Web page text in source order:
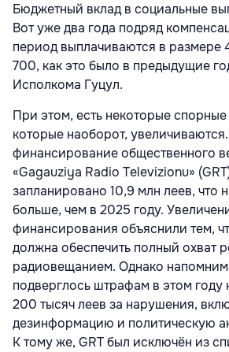
Бюджетный вклад в социальные
Вот уже два года подряд
период выплачиваются в размере
700, как это было в предыдущие
Исполкома Гуцул.
При этом, есть некоторые спорные
которые наоборот,
финансирование общественного
«Gagauziya Radio Televizionu»
запланировано 10,9 млн леев, что
больше, чем в 2025 году.
финансирования объяснили тем,
должна обеспечить полный охват
радиовещанием. Однако
подверглось штрафам в этом году
200 тысяч леев за нарушения,
дезинформацию и политическую
К тому же, GRT был исключён из